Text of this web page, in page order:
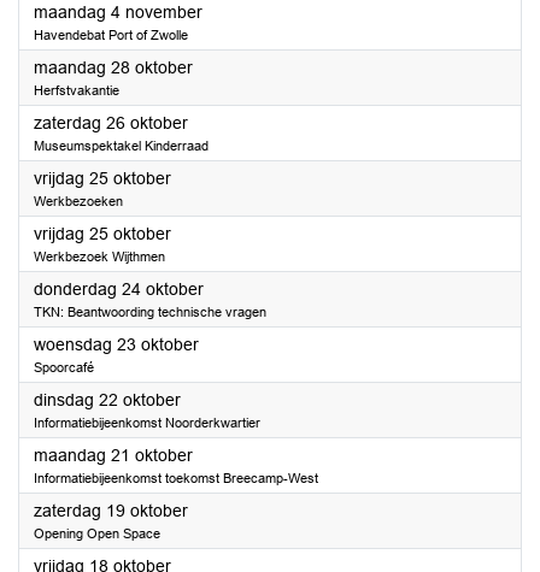
maandag 4 november2024
Havendebat Port of Zwolle
maandag 28 oktober2024
Herfstvakantie
zaterdag 26 oktober2024
Museumspektakel Kinderraad
vrijdag 25 oktober2024
Werkbezoeken
vrijdag 25 oktober2024
Werkbezoek Wijthmen
donderdag 24 oktober2024
TKN: Beantwoording technische vragen
woensdag 23 oktober2024
Spoorcafé
dinsdag 22 oktober2024
Informatiebijeenkomst Noorderkwartier
maandag 21 oktober2024
Informatiebijeenkomst toekomst Breecamp-West
zaterdag 19 oktober2024
Opening Open Space
vrijdag 18 oktober2024